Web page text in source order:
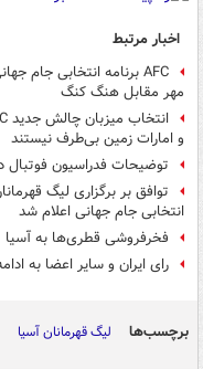
اخبار مرتبط
مهر مقابل هنگ کنگ
و امارات زمین بی‌طرف نیستند
توضیحات فدراسیون فوتبال
توافق بر برگزاری لیگ
انتخابی جام جهانی اعلام شد
فخرفروشی قطری‌ها به آسیا
رای ایران و سایر اعضا به
برچسب‌ها لیگ قهرمانان آسیا